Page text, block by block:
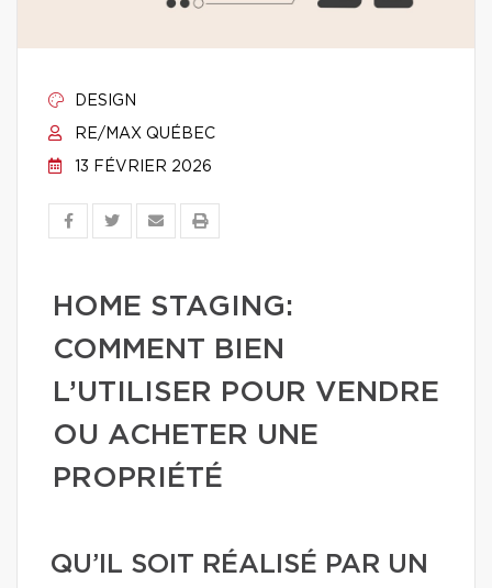
DESIGN
RE/MAX QUÉBEC
13 FÉVRIER 2026
HOME STAGING:
COMMENT BIEN
L’UTILISER POUR VENDRE
OU ACHETER UNE
PROPRIÉTÉ
QU’IL SOIT RÉALISÉ PAR UN